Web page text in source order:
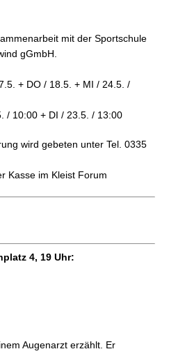
mit der Sportschule
gGmbH.
+ DO / 18.5. + MI / 24.5. /
/ 10:00 + DI / 23.5. / 13:00
wird gebeten unter Tel. 0335
Kasse im Kleist Forum
4, 19 Uhr:
Augenarzt erzählt. Er